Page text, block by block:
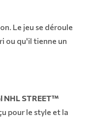
Le jeu se déroule
ou qu'il tienne un
NHL STREET™
pour le style et la